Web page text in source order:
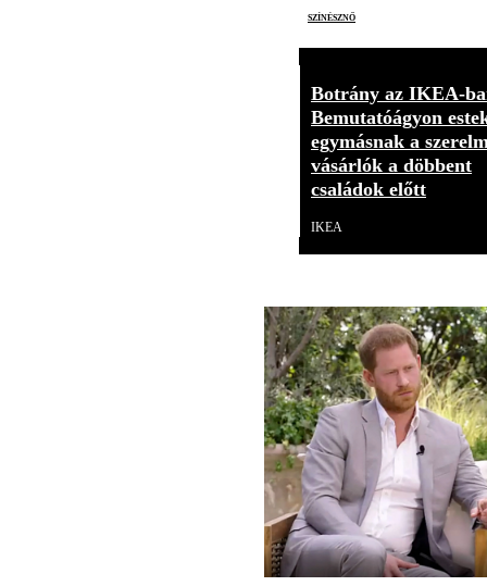
színésznő
Botrány az IKEA-
Bemutatóágyon
egymásnak a
vásárlók a döbbent
családok előtt
IKEA